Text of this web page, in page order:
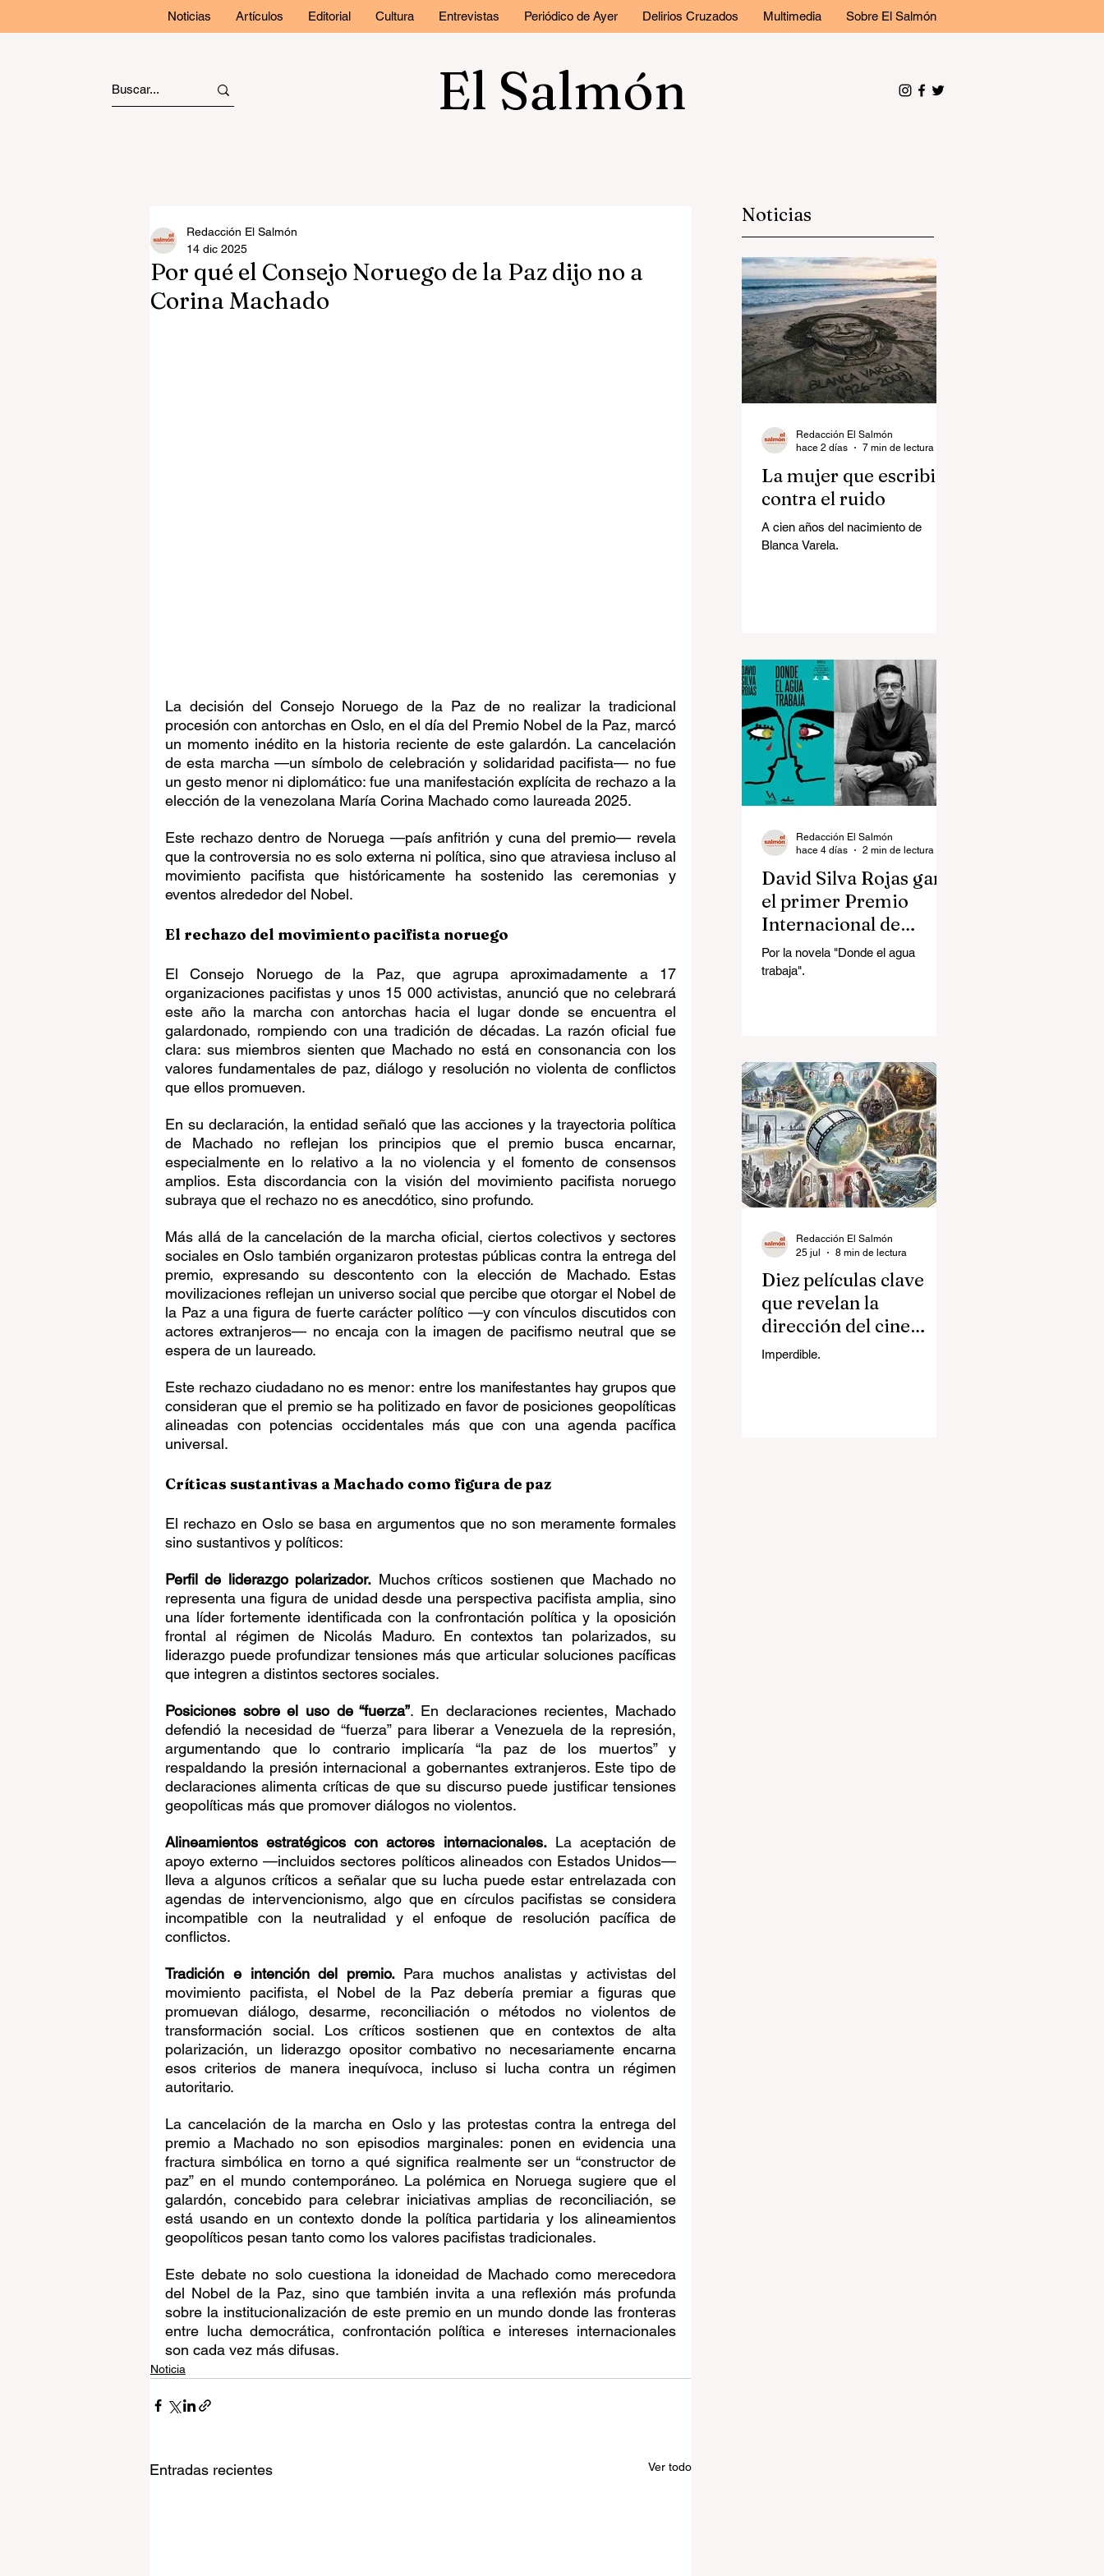
Noticias Artículos Editorial Cultura Entrevistas Periódico de Ayer Delirios Cruzados Multimedia Sobre El Salmón
El Salmón
Por qué el Consejo Noruego de la Paz dijo no a
Corina Machado
Redacción El Salmón
14 dic 2025
La decisión del Consejo Noruego de la Paz de no realizar la tradicional
procesión con antorchas en Oslo, en el día del Premio Nobel de la Paz, marcó
un momento inédito en la historia reciente de este galardón. La cancelación
de esta marcha —un símbolo de celebración y solidaridad pacifista— no fue
un gesto menor ni diplomático: fue una manifestación explícita de rechazo a la
elección de la venezolana María Corina Machado como laureada 2025.
Este rechazo dentro de Noruega —país anfitrión y cuna del premio— revela
que la controversia no es solo externa ni política, sino que atraviesa incluso al
movimiento pacifista que históricamente ha sostenido las ceremonias y
eventos alrededor del Nobel.
El rechazo del movimiento pacifista noruego
El Consejo Noruego de la Paz, que agrupa aproximadamente a 17
organizaciones pacifistas y unos 15 000 activistas, anunció que no celebrará
este año la marcha con antorchas hacia el lugar donde se encuentra el
galardonado, rompiendo con una tradición de décadas. La razón oficial fue
clara: sus miembros sienten que Machado no está en consonancia con los
valores fundamentales de paz, diálogo y resolución no violenta de conflictos
que ellos promueven.
En su declaración, la entidad señaló que las acciones y la trayectoria política
de Machado no reflejan los principios que el premio busca encarnar,
especialmente en lo relativo a la no violencia y el fomento de consensos
amplios. Esta discordancia con la visión del movimiento pacifista noruego
subraya que el rechazo no es anecdótico, sino profundo.
Más allá de la cancelación de la marcha oficial, ciertos colectivos y sectores
sociales en Oslo también organizaron protestas públicas contra la entrega del
premio, expresando su descontento con la elección de Machado. Estas
movilizaciones reflejan un universo social que percibe que otorgar el Nobel de
la Paz a una figura de fuerte carácter político —y con vínculos discutidos con
actores extranjeros— no encaja con la imagen de pacifismo neutral que se
espera de un laureado.
Este rechazo ciudadano no es menor: entre los manifestantes hay grupos que
consideran que el premio se ha politizado en favor de posiciones geopolíticas
alineadas con potencias occidentales más que con una agenda pacífica
universal.
Críticas sustantivas a Machado como figura de paz
El rechazo en Oslo se basa en argumentos que no son meramente formales
sino sustantivos y políticos:
Perfil de liderazgo polarizador. Muchos críticos sostienen que Machado no
representa una figura de unidad desde una perspectiva pacifista amplia, sino
una líder fortemente identificada con la confrontación política y la oposición
frontal al régimen de Nicolás Maduro. En contextos tan polarizados, su
liderazgo puede profundizar tensiones más que articular soluciones pacíficas
que integren a distintos sectores sociales.
Posiciones sobre el uso de “fuerza”. En declaraciones recientes, Machado
defendió la necesidad de “fuerza” para liberar a Venezuela de la represión,
argumentando que lo contrario implicaría “la paz de los muertos” y
respaldando la presión internacional a gobernantes extranjeros. Este tipo de
declaraciones alimenta críticas de que su discurso puede justificar tensiones
geopolíticas más que promover diálogos no violentos.
Alineamientos estratégicos con actores internacionales. La aceptación de
apoyo externo —incluidos sectores políticos alineados con Estados Unidos—
lleva a algunos críticos a señalar que su lucha puede estar entrelazada con
agendas de intervencionismo, algo que en círculos pacifistas se considera
incompatible con la neutralidad y el enfoque de resolución pacífica de
conflictos.
Tradición e intención del premio. Para muchos analistas y activistas del
movimiento pacifista, el Nobel de la Paz debería premiar a figuras que
promuevan diálogo, desarme, reconciliación o métodos no violentos de
transformación social. Los críticos sostienen que en contextos de alta
polarización, un liderazgo opositor combativo no necesariamente encarna
esos criterios de manera inequívoca, incluso si lucha contra un régimen
autoritario.
La cancelación de la marcha en Oslo y las protestas contra la entrega del
premio a Machado no son episodios marginales: ponen en evidencia una
fractura simbólica en torno a qué significa realmente ser un “constructor de
paz” en el mundo contemporáneo. La polémica en Noruega sugiere que el
galardón, concebido para celebrar iniciativas amplias de reconciliación, se
está usando en un contexto donde la política partidaria y los alineamientos
geopolíticos pesan tanto como los valores pacifistas tradicionales.
Este debate no solo cuestiona la idoneidad de Machado como merecedora
del Nobel de la Paz, sino que también invita a una reflexión más profunda
sobre la institucionalización de este premio en un mundo donde las fronteras
entre lucha democrática, confrontación política e intereses internacionales
son cada vez más difusas.
Noticia
Entradas recientes Ver todo
Noticias
La mujer que escribió
contra el ruido
A cien años del nacimiento de
Blanca Varela.
Redacción El Salmón
hace 2 días
7 min de lectura
David Silva Rojas ganó
el primer Premio
Internacional de
Novela Breve Almadía
Ventosa-Arrufat
Por la novela "Donde el agua
trabaja".
Redacción El Salmón
hace 4 días
2 min de lectura
Diez películas clave
que revelan la
dirección del cine
contemporáneo
Imperdible.
Redacción El Salmón
25 jul
8 min de lectura